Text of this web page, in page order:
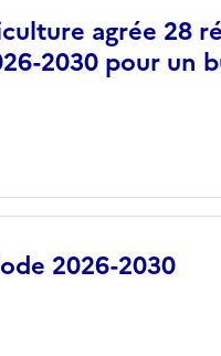
agrée 28
2030 pour un
2026-2030